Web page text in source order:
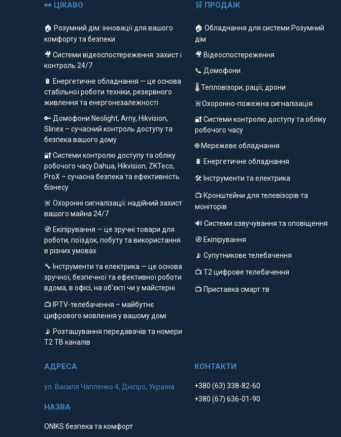
👀 ЦІКАВО
🏠 Розумний дім: інновації для вашого
комфорту та безпеки
🎥 Системи відеоспостереження: захист і
контроль 24/7
🔋 Енергетичне обладнання — це основа
стабільної роботи техніки, резервного
живлення та енергонезалежності
🔑 Домофони Neolight, Arny, Hikvision,
Slinex – сучасний контроль доступу та
безпека вашого дому
🔐 Системи контролю доступу та обліку
робочого часу Dahua, Hikvision, ZKTeco,
ProX – сучасна безпека та ефективність
бізнесу
🚨 Охоронні сигналізації: надійний захист
вашого майна 24/7
🧭 Екіпірування — це зручні товари для
роботи, поїздок, побуту та використання
в різних умовах
🔧 Інструменти та електрика — це основа
зручної, безпечної та ефективної роботи
вдома, в офісі, на об’єкті чи у майстерні
📺 IPTV-телебачення – майбутнє
цифрового мовлення у вашому домі
📡 Розташування передавачів та номери
Т2 ТВ каналів
🛒 ПРОДАЖ
🏠 Обладнання для системи Розумний
дім
🎥 Відеоспостереження
📞 Домофони
🌡 Тепловізори, рації, дрони
🚨Охоронно-пожежна сигналізація
🔐 Системи контролю доступу та обліку
робочого часу
🌐 Мережеве обладнання
🔋 Енергетичне обладнання
🛠️ Інструменти та електрика
📺 Кронштейни для телевізорів та
моніторів
🔊 Системи озвучування та оповіщення
🧭 Екіпірування
📡 Супутникове телебачення
📺 Т2 цифрове телебачення
📺 Приставка смарт тв
ул. Василя Чапленко 4, Дніпро, Україна
ONIKS безпека та комфорт
+380 (63) 338-82-60
+380 (67) 636-01-90